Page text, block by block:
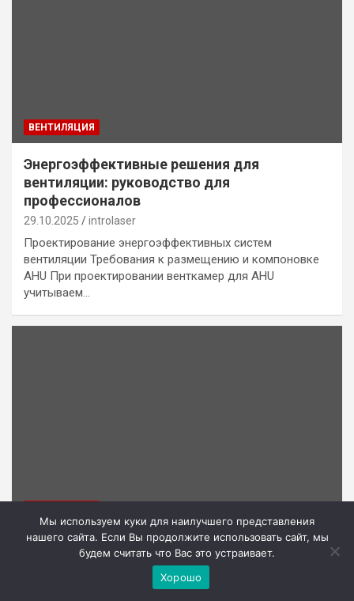
ВЕНТИЛЯЦИЯ
Энергоэффективные решения для
вентиляции: руководство для
профессионалов
29.10.2025 introlaser
Проектирование энергоэффективных систем
вентиляции Требования к размещению и компоновке
AHU При проектировании венткамер для AHU
учитываем…
Как выбрать вентиляционную систему для
дома: руководство для профессионалов
Мы используем куки для наилучшего представления
нашего сайта. Если Вы продолжите использовать сайт, мы
будем считать что Вас это устраивает.
Хорошо